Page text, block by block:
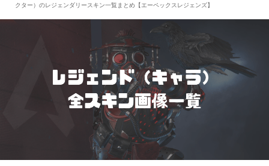
クター）のレジェンダリースキン一覧まとめ【エーペックスレジェンズ】